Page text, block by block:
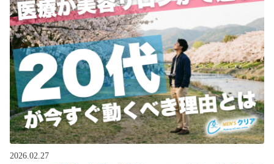
2026.02.27